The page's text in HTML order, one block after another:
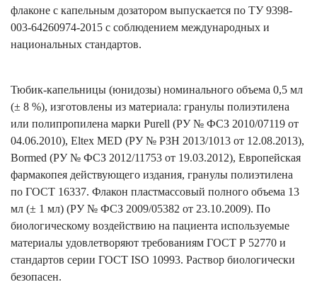
флаконе с капельным дозатором выпускается по ТУ 9398-
003-64260974-2015 с соблюдением международных и
национальных стандартов.
Тюбик-капельницы (юнидозы) номинального объема 0,5 мл
(± 8 %), изготовлены из материала: гранулы полиэтилена
или полипропилена марки Purell (РУ № ФСЗ 2010/07119 от
04.06.2010), Eltex MED (РУ № РЗН 2013/1013 от 12.08.2013),
Bormed (РУ № ФСЗ 2012/11753 от 19.03.2012), Европейская
фармакопея действующего издания, гранулы полиэтилена
по ГОСТ 16337. Флакон пластмассовый полного объема 13
мл (± 1 мл) (РУ № ФСЗ 2009/05382 от 23.10.2009). По
биологическому воздействию на пациента используемые
материалы удовлетворяют требованиям ГОСТ Р 52770 и
стандартов серии ГОСТ ISO 10993. Раствор биологически
безопасен.